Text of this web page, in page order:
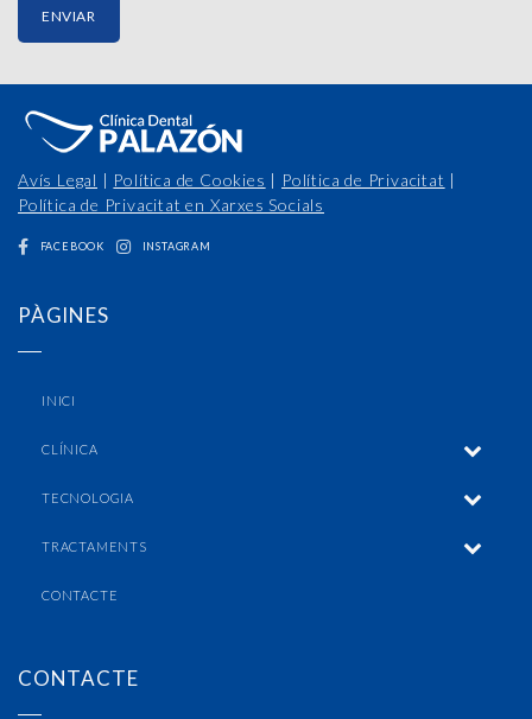
Avís Legal | Política de Cookies | Política de Privacitat |
Política de Privacitat en Xarxes Socials
FACEBOOK INSTAGRAM
PÀGINES
INICI
CLÍNICA
TECNOLOGIA
TRACTAMENTS
CONTACTE
CONTACTE